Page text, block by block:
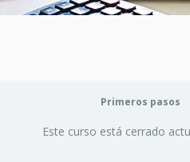
Primeros pasos
Este curso está cerrado